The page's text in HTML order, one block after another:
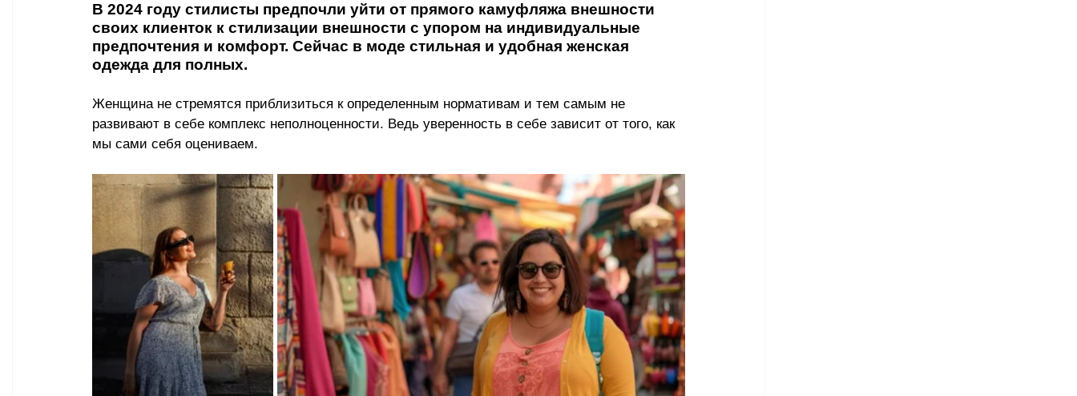
В 2024 году стилисты предпочли уйти от прямого камуфляжа внешности
своих клиенток к стилизации внешности с упором на индивидуальные
предпочтения и комфорт. Сейчас в моде стильная и удобная женская
одежда для полных.
Женщина не стремятся приблизиться к определенным нормативам и тем самым не
развивают в себе комплекс неполноценности. Ведь уверенность в себе зависит от того, как
мы сами себя оцениваем.